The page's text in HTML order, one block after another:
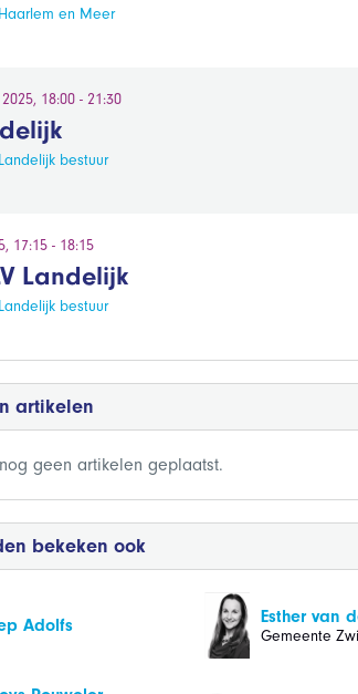
en Meer
18:00 - 21:30
bestuur
17:15 - 18:15
Landelijk
bestuur
artikelen
geen artikelen geplaatst.
bekeken ook
Adolfs Esther van
Gemeente